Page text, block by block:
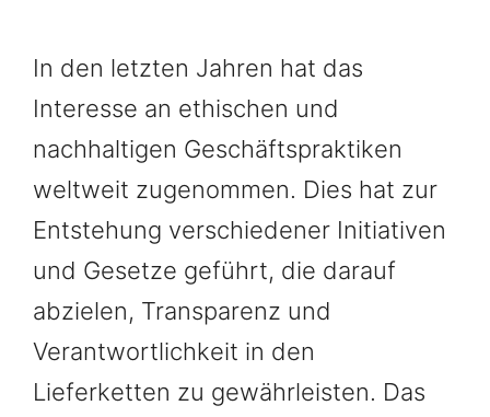
In den letzten Jahren hat das
Interesse an ethischen und
nachhaltigen Geschäftspraktiken
weltweit zugenommen. Dies hat zur
Entstehung verschiedener Initiativen
und Gesetze geführt, die darauf
abzielen, Transparenz und
Verantwortlichkeit in den
Lieferketten zu gewährleisten. Das